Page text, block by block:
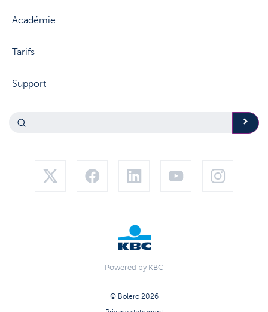
Académie
Tarifs
Support
Powered by KBC
© Bolero 2026